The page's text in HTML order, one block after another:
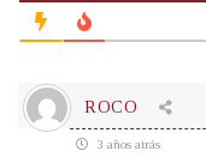
ROCO
3 años atrás